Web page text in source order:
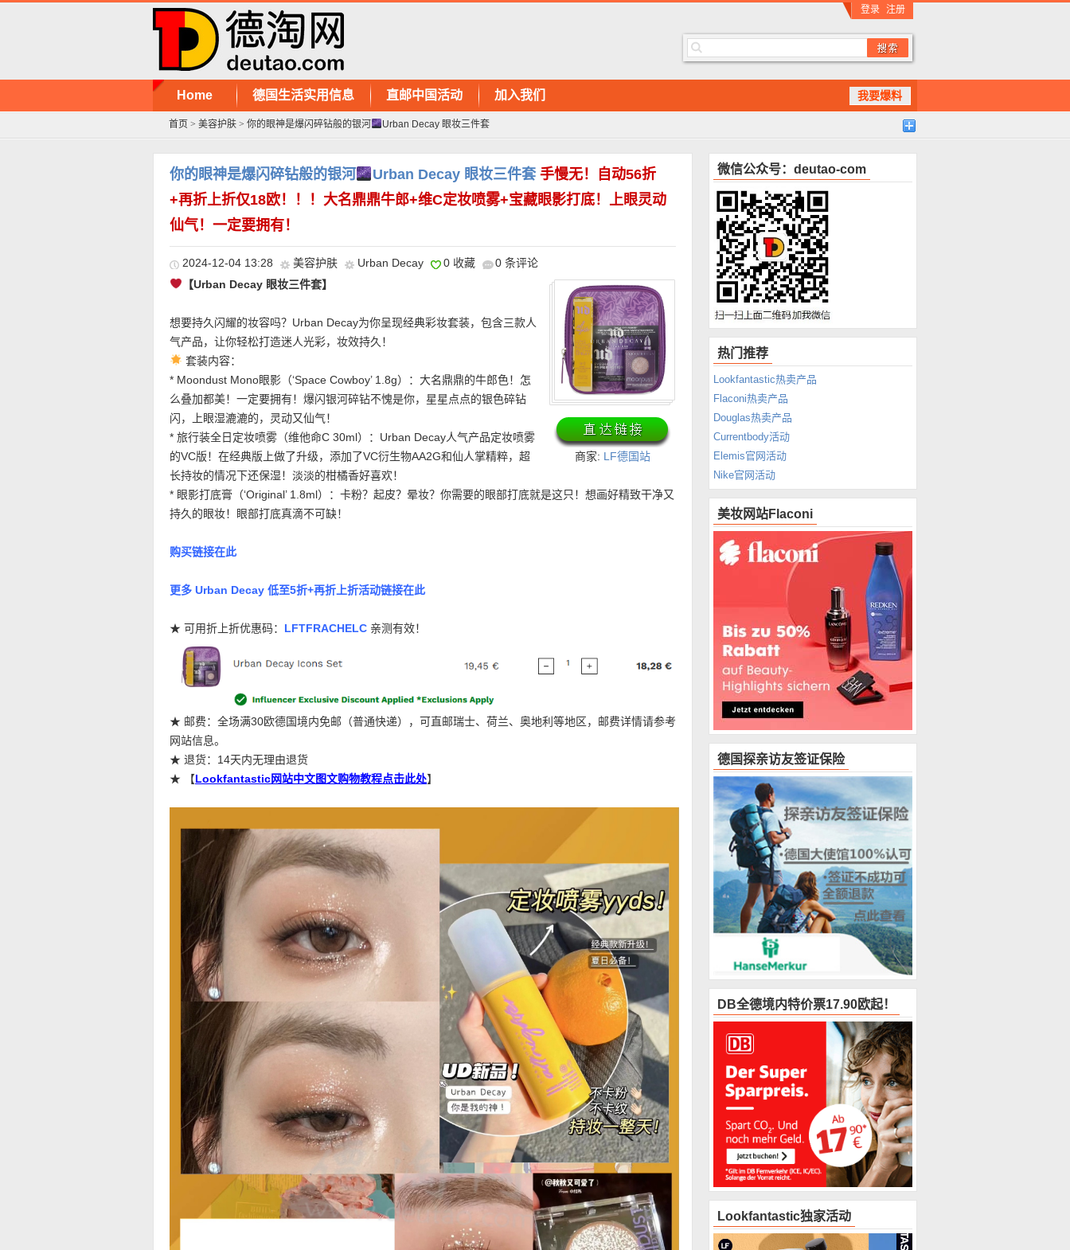
登录 注册
我要爆料
Home 德国生活实用信息 直邮中国活动 加入我们
首页 > 美容护肤 > 你的眼神是爆闪碎钻般的银河 Urban Decay 眼妆三件套
你的眼神是爆闪碎钻般的银河 Urban Decay 眼妆三件套 手慢无！自动56折
+再折上折仅18欧！！！大名鼎鼎牛郎+维C定妆喷雾+宝藏眼影打底！上眼灵动
仙气！一定要拥有！
2024-12-04 13:28 美容护肤 Urban Decay 0 收藏 0 条评论
商家: LF德国站
【Urban Decay 眼妆三件套】
想要持久闪耀的妆容吗？Urban Decay为你呈现经典彩妆套装，包含三款人
气产品，让你轻松打造迷人光彩，妆效持久！
套装内容：
* Moondust Mono眼影（‘Space Cowboy’ 1.8g）：大名鼎鼎的牛郎色！怎
么叠加都美！一定要拥有！爆闪银河碎钻不愧是你，星星点点的银色碎钻
闪，上眼湿漉漉的，灵动又仙气！
* 旅行装全日定妆喷雾（维他命C 30ml）：Urban Decay人气产品定妆喷雾
的VC版！在经典版上做了升级，添加了VC衍生物AA2G和仙人掌精粹，超
长持妆的情况下还保湿！淡淡的柑橘香好喜欢！
* 眼影打底膏（‘Original’ 1.8ml）：卡粉？起皮？晕妆？你需要的眼部打底就是这只！想画好精致干净又
持久的眼妆！眼部打底真滴不可缺！
购买链接在此
更多 Urban Decay 低至5折+再折上折活动链接在此
★ 可用折上折优惠码： LFTFRACHELC 亲测有效！
★ 邮费：全场满30欧德国境内免邮（普通快递），可直邮瑞士、荷兰、奥地利等地区，邮费详情请参考
网站信息。
★ 退货：14天内无理由退货
★ 【Lookfantastic网站中文图文购物教程点击此处】
微信公众号：deutao-com
热门推荐
Lookfantastic热卖产品
Flaconi热卖产品
Douglas热卖产品
Currentbody活动
Elemis官网活动
Nike官网活动
美妆网站Flaconi
德国探亲访友签证保险
DB全德境内特价票17.90欧起！
Lookfantastic独家活动